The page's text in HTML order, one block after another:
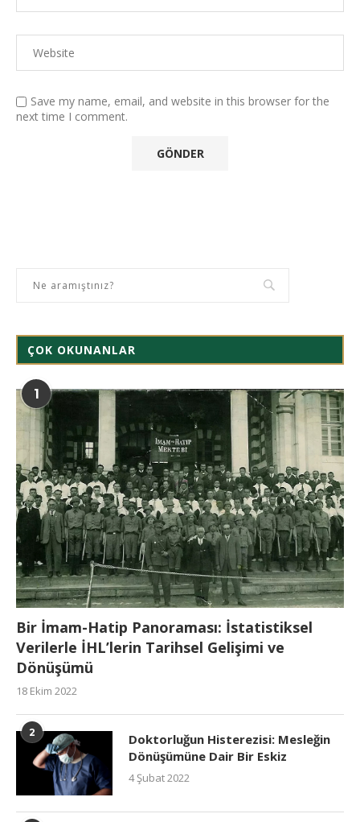
Save my name, email, and website in this browser for the
next time I comment.
ÇOK OKUNANLAR
1
Bir İmam-Hatip Panoraması: İstatistiksel
Verilerle İHL’lerin Tarihsel Gelişimi ve
Dönüşümü
18 Ekim 2022
2
Doktorluğun Histerezisi: Mesleğin
Dönüşümüne Dair Bir Eskiz
4 Şubat 2022